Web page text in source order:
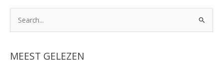
kMEEST GELEZEN